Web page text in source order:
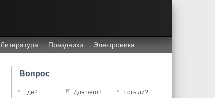
Литература Праздники Электроника
Вопрос
Где? Для чего?
Есть ли?